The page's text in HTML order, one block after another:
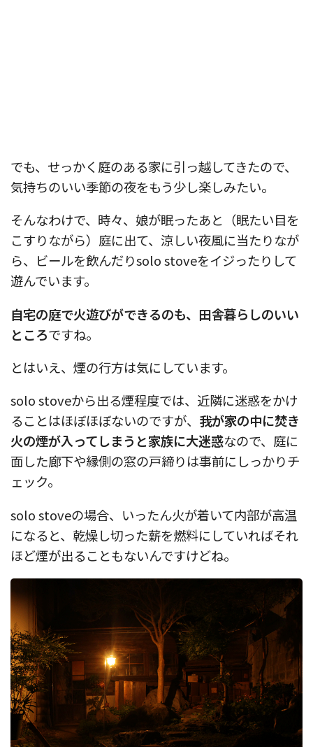
でも、せっかく庭のある家に引っ越してきたので、
気持ちのいい季節の夜をもう少し楽しみたい。
そんなわけで、時々、娘が眠ったあと（眠たい目を
こすりながら）庭に出て、涼しい夜風に当たりなが
ら、ビールを飲んだりsolo stoveをイジったりして
遊んでいます。
自宅の庭で火遊びができるのも、田舎暮らしのいい
ところですね。
とはいえ、煙の行方は気にしています。
solo stoveから出る煙程度では、近隣に迷惑をかけ
ることはほぼほぼないのですが、 我が家の中に焚き
火の煙が入ってしまうと家族に大迷惑なので、庭に
面した廊下や縁側の窓の戸締りは事前にしっかりチ
ェック。
solo stoveの場合、いったん火が着いて内部が高温
になると、乾燥し切った薪を燃料にしていればそれ
ほど煙が出ることもないんですけどね。